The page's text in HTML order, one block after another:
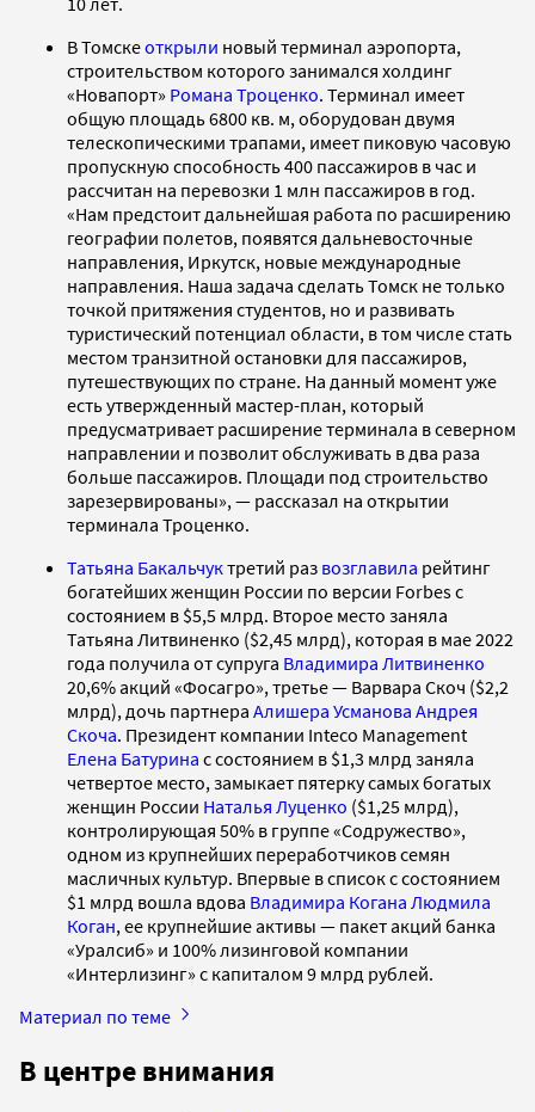
В Томскеоткрыли новый терминал аэропорта,
строительством которого занимался холдинг
«Новапорт» Романа Троценко. Терминал имеет
общую площадь 6800 кв. м, оборудован двумя
телескопическими трапами, имеет пиковую часовую
пропускную способность 400 пассажиров в час и
рассчитан на перевозки 1 млн пассажиров в год.
«Нам предстоит дальнейшая работа по расширению
географии полетов, появятся дальневосточные
направления, Иркутск, новые международные
направления. Наша задача сделать Томск не только
точкой притяжения студентов, но и развивать
туристический потенциал области, в том числе стать
местом транзитной остановки для пассажиров,
путешествующих по стране. На данный момент уже
есть утвержденный мастер-план, который
предусматривает расширение терминала в северном
направлении и позволит обслуживать в два раза
больше пассажиров. Площади под строительство
зарезервированы», — рассказал на открытии
терминала Троценко.
Татьяна Бакальчуктретий раз возглавила рейтинг
богатейших женщин России по версии Forbes с
состоянием в $5,5 млрд. Второе место заняла
Татьяна Литвиненко ($2,45 млрд), которая в мае 2022
года получила от супруга Владимира Литвиненко
20,6% акций «Фосагро», третье — Варвара Скоч ($2,2
млрд), дочь партнера Алишера Усманова Андрея
Скоча. Президент компании Inteco Management
Елена Батурина с состоянием в $1,3 млрд заняла
четвертое место, замыкает пятерку самых богатых
женщин России Наталья Луценко ($1,25 млрд),
контролирующая 50% в группе «Содружество»,
одном из крупнейших переработчиков семян
масличных культур. Впервые в список с состоянием
$1 млрд вошла вдова Владимира Когана Людмила
Коган, ее крупнейшие активы — пакет акций банка
«Уралсиб» и 100% лизинговой компании
«Интерлизинг» с капиталом 9 млрд рублей.
Материал по теме
В центре внимания